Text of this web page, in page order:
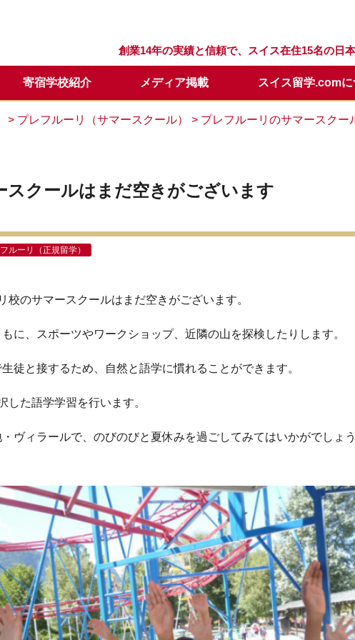
創業14年の実績と信頼で、スイス在住15名の日
的別留学プログラム 留学の流れ
寄宿学校紹介
マースクール ウィンターキャンプ
メディア掲載 スイス留学.com
イス留学.comが選ばれる理由 スタッフ紹介
マースクールQ&A 留学開始時期について
ウンセリング 日本での説明会・個別面談
> プレフルーリ（サマースクール） > プレフルーリのサマースクー
スクールはまだ空きがございます
ルーリ（正規留学）
のサマースクールはまだ空きがございます。
に、スポーツやワークショップ、近隣の山を探検したりします。
徒と接するため、自然と語学に慣れることができます。
した語学学習を行います。
ヴィラールで、のびのびと夏休みを過ごしてみてはいかがでしょ